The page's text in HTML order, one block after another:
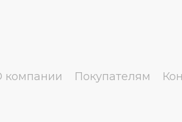
компании Покупателям